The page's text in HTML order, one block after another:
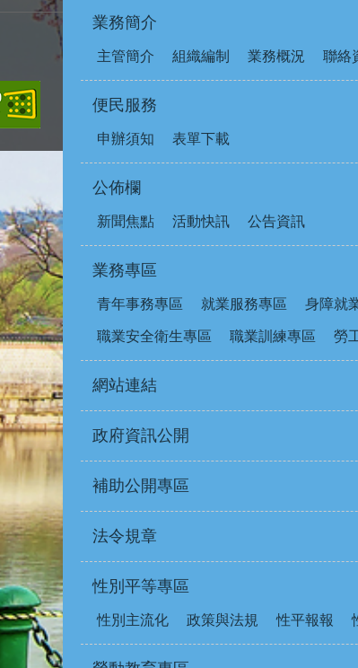
業務簡介
主管簡介 組織編制 業務概況 聯絡
便民服務
申辦須知 表單下載
公佈欄
新聞焦點 活動快訊 公告資訊
業務專區
青年事務專區 就業服務專區 身障就
職業安全衛生專區 職業訓練專區 勞
網站連結
政府資訊公開
補助公開專區
法令規章
性別平等專區
性別主流化 政策與法規 性平報報